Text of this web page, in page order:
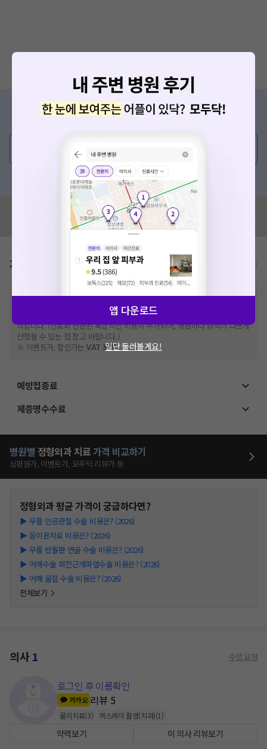
증상/치료, 궁금한 점이 있나요?
💬 무엇이든 물어보세요
혹은, 의료상담 서비스에 다양한 게시글 보러가기
혹시 잘못된 병원정보가 있나요?
모두닥 팀에 알려주세요!
가격표 비급여/급여 진료란?
※비급여 항목의 경우,추가비용 등으로 실제 가격과 상이할 수 있으니, 정확
한 가격은 해당 의료기관에 직접 문의해주세요.
건강보험심사평가원에 고지되어 있는 급여 진료 기준 가
격입니다. (진료와 연관된 복합적인 비용이 추가되어, 병원마다 금액이 다르게
산정될 수 있는 점 참고 바랍니다.)
※ 이벤트가, 할인가는VAT 포함
예방접종료
제증명수수료
병원별 정형외과 치료가격 비교하기
심평원가, 이벤트가, 모두닥 리뷰가 등
정형외과평균 가격이 궁금하다면?
▶ 무릎 인공관절 수술 비용은? (2026)
▶ 음이온치료 비용은? (2026)
▶ 무릎 반월판 연골 수술 비용은? (2026)
▶ 어깨수술 회전근개파열수술 비용은? (2026)
▶ 어깨 골절 수술 비용은? (2026)
전체보기
의사1 수정 요청
로그인 후 이름확인
카카오 리뷰 5
물리치료(3) 엑스레이 촬영(치과)(1 )
약력보기 이 의사 리뷰보기
앱 다운로드
일단 둘러볼게요!